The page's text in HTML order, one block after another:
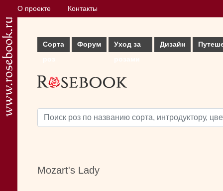
О проекте Контакты
Сорта
Форум
Уход за
Дизайн
Mozart's Lady